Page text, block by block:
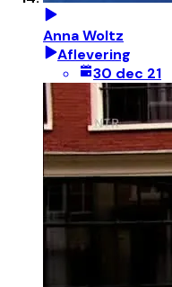
Anna Woltz
Aflevering
30 dec 21